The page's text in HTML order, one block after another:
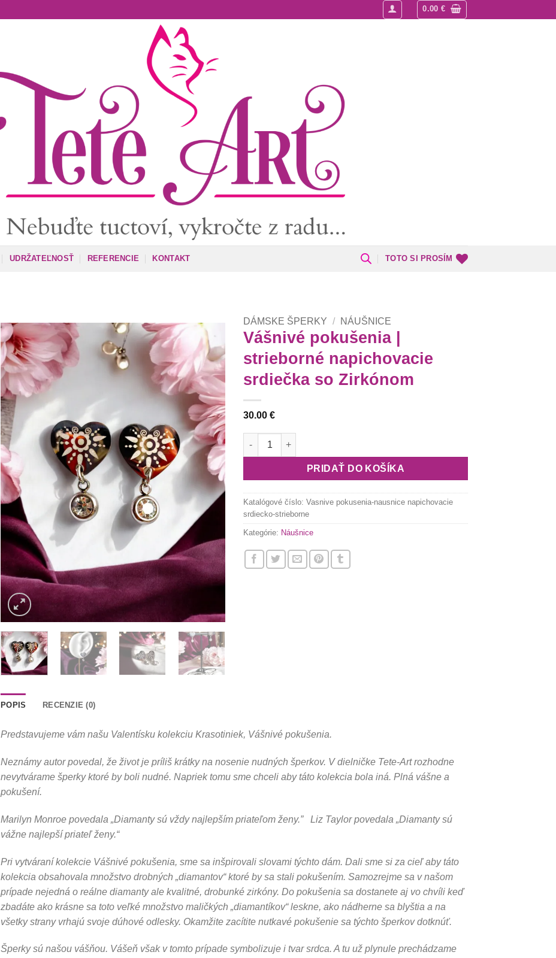
0.00€
UDRŽATEĽNOSŤ REFERENCIE KONTAKT TOTO SI PROSÍM
Túto
krasotinku
si prosím
DÁMSKE ŠPERKY / NÁUŠNICE
Vášnivé pokušenia |
strieborné napichovacie
srdiečka so Zirkónom
30.00 €
množstvo Vášnivé pokušenia | strieborné napichovacie srdiečka so
PRIDAŤ DO KOŠÍKA
Katalógové číslo: Vasnive pokusenia-nausnice napichovacie
srdiecko-strieborne
Kategórie: Náušnice
POPIS RECENZIE (0)
Predstavujeme vám našu Valentísku kolekciu Krasotiniek, Vášnivé pokušenia.
Neznámy autor povedal, že život je príliš krátky na nosenie nudných šperkov. V dielničke Tete-Art rozhodne
nevytvárame šperky ktoré by boli nudné. Napriek tomu sme chceli aby táto kolekcia bola iná. Plná vášne a
pokušení.
Marilyn Monroe povedala „Diamanty sú vždy najlepším priateľom ženy.” Liz Taylor povedala „Diamanty sú
vážne najlepší priateľ ženy.“
Pri vytváraní kolekcie Vášnivé pokušenia, sme sa inšpirovali slovami týchto dám. Dali sme si za cieľ aby táto
kolekcia obsahovala množstvo drobných „diamantov“ ktoré by sa stali pokušením. Samozrejme sa v našom
prípade nejedná o reálne diamanty ale kvalitné, drobunké zirkóny. Do pokušenia sa dostanete aj vo chvíli keď
zbadáte ako krásne sa toto veľké množstvo maličkých „diamantíkov“ leskne, ako nádherne sa blyštia a na
všetky strany vrhajú svoje dúhové odlesky. Okamžite zacítite nutkavé pokušenie sa týchto šperkov dotknúť.
Šperky sú našou vášňou. Vášeň však v tomto prípade symbolizuje i tvar srdca. A tu už plynule prechádzame